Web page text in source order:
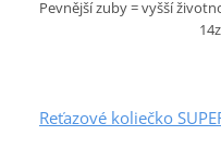
Pevnější zuby = vyšší
Reťazové koliečko